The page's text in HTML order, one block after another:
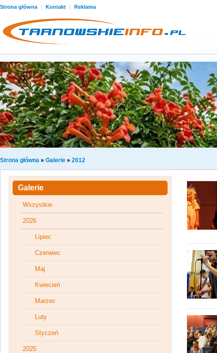
Strona główna | Kontakt | Reklama
Strona główna » Galerie » 2012
Galerie
Wszystkie
2026
Lipiec
Czerwiec
Maj
Kwiecień
Marzec
Luty
Styczeń
2025